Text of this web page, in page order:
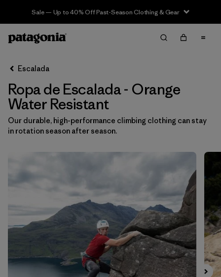
Sale — Up to 40% Off Past-Season Clothing & Gear
Filter & Sort Limpiar Todos
Ordenar Por
Filtrar por
Category
Filtrar por
Price
Filtrar por
Fit
Color
Escalada
Ropa de Escalada - Orange
Water Resistant
Our durable, high-performance climbing clothing can stay
in rotation season after season.